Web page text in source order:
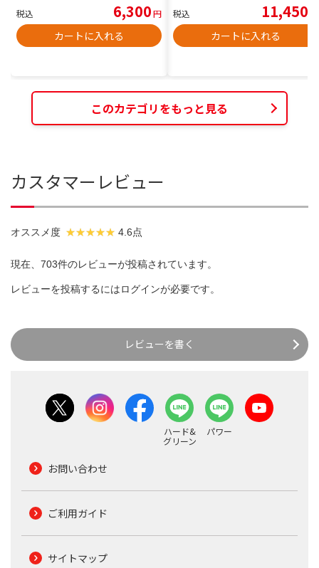
税込 6,300円
カートに入れる
税込 11,450
カートに入れる
このカテゴリをもっと見る
カスタマーレビュー
オススメ度 4.6点
現在、703件のレビューが投稿されています。
レビューを投稿するにはログインが必要です。
レビューを書く
ハード&
グリーン
パワー
お問い合わせ
ご利用ガイド
サイトマップ